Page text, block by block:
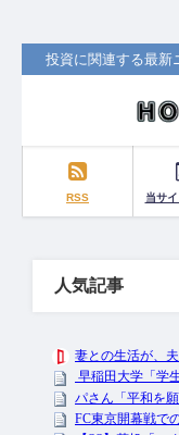
投資に関連する最新
RSS 当サ
人気記事